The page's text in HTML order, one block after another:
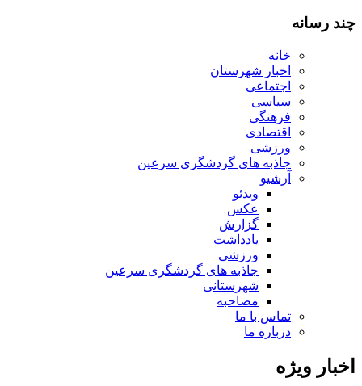
چند رسانه
خانه
اخبار شهرستان
اجتماعی
سیاسی
فرهنگی
اقتصادی
ورزشی
جاذبه های گردشگری سرعین
آرشیو
ویدئو
عکس
گزارش
یادداشت
ورزشی
جاذبه های گردشگری سرعین
شهرستانی
مصاحبه
تماس با ما
درباره ما
اخبار ویژه